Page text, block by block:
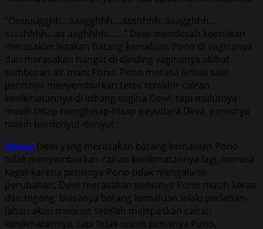
“Oouuugghh…aaagghhh….ssshhhh..aaagghhh…
sssshhhh…aa aaghhhh….. ,” Dewi mendesah keenakan
merasakan lesakan batang kemaluan Pono di vaginanya
dan merasakan hangat di dinding vaginanya akibat
semburan air mani Pono. Pono merasa lemas saat
penisnya menyemburkan tetes terakhir cairan
kenikmatannya di lubang vagina Dewi, tapi mulutnya
masih tetap menghisap-hisap payudara Dewi, penisnya
masih berdenyut-denyut.
Bokep Dewi yang merasakan batang kemaluan Pono
tidak menyemburkan cairan kenikmatannya lagi, merasa
kaget karena penisnya Pono tidak mengalami
perubahan, Dewi merasakan penisnya Pono masih keras
dan tegang, biasanya batang kemaluan lelaki perlahan-
lahan akan menciut setelah melepaskan cairan
kenikmatannya, tapi tidak untuk penisnya Pono,